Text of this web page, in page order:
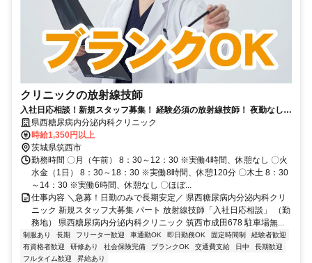
クリニックの放射線技師
入社日応相談！新規スタッフ募集！ 経験必須の放射線技師！ 夜勤なし／
日勤のみで無理なく働けます！
県西糖尿病内分泌内科クリニック
時給1,350円以上
茨城県筑西市
勤務時間 〇月（午前） 8：30～12：30 ※実働4時間、休憩なし 〇火
水金（1日） 8：30～18：30 ※実働8時間、休憩120分 〇木土 8：30
～14：30 ※実働6時間、休憩なし 〇ほぼ...
仕事内容 ＼急募！日勤のみで長期安定／ 県西糖尿病内分泌内科クリ
ニック 新規スタッフ大募集 パート 放射線技師「入社日応相談」 （勤
務地） 県西糖尿病内分泌内科クリニック 筑西市成田678 駐車場無...
制服あり 長期 フリーター歓迎 車通勤OK 即日勤務OK 固定時間制
経験者歓迎
有資格者歓迎
研修あり 社会保険完備 ブランクOK 交通費支給 日中
長期歓迎
フルタイム歓迎
昇給あり